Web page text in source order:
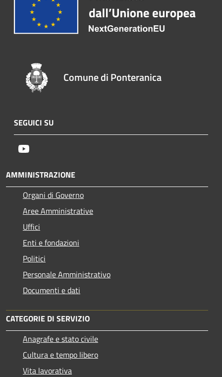
Comune di Ponteranica
SEGUICI SU
AMMINISTRAZIONE
Organi di Governo
Aree Amministrative
Uffici
Enti e fondazioni
Politici
Personale Amministrativo
Documenti e dati
CATEGORIE DI SERVIZIO
Anagrafe e stato civile
Cultura e tempo libero
Vita lavorativa